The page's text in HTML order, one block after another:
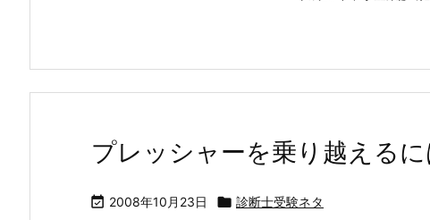
プレッシャーを乗り越えるに
 2008年10月23日  診断士受験ネタ